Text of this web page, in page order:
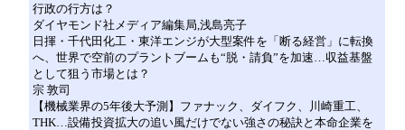
行政の行方は？
ダイヤモンド社メディア編集局,浅島亮子
日揮・千代田化工・東洋エンジが大型案件を「断る経営」に転換
へ、世界で空前のプラントブームも“脱・請負”を加速…収益基盤
として狙う市場とは？
宗 敦司
【機械業界の5年後大予測】ファナック、ダイフク、川崎重工、
THK…設備投資拡大の追い風だけでない強さの秘訣と本命企業を